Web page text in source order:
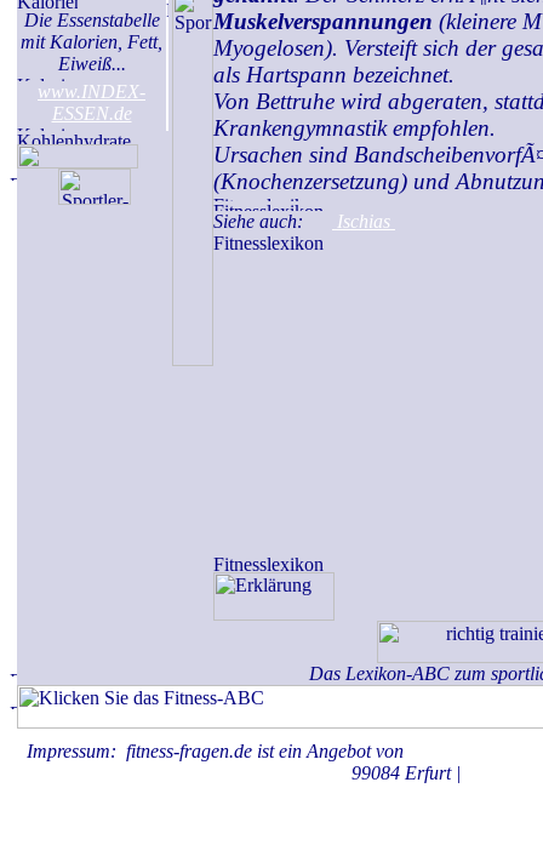
Die Essenstabelle
mit Kalorien, Fett,
Eiweiß...
www.INDEX-
ESSEN.de
Muskelverspannungen (kleinere
Myogelosen). Versteift sich der
als Hartspann bezeichnet.
Von Bettruhe wird abgeraten,
Krankengymnastik empfohlen.
Ursachen sind
(Knochenzersetzung) und
Siehe auch: Ischias
Das Lexikon-ABC zum
Impressum: fitness-fragen.de ist ein Angebot von
99084 Erfurt |